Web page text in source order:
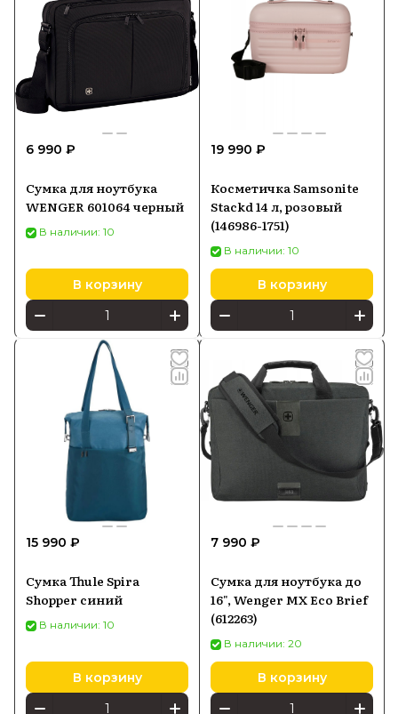
6 990 ₽
Сумка для ноутбука
WENGER 601064 черный
В наличии: 10
В корзину
19 990 ₽
Косметичка Samsonite
Stackd 14 л, розовый
(146986-1751)
В наличии: 10
В корзину
15 990 ₽
Сумка Thule Spira
Shopper синий
В наличии: 10
В корзину
7 990 ₽
Сумка для ноутбука до
16", Wenger MX Eco Brief
(612263)
В наличии: 20
В корзину